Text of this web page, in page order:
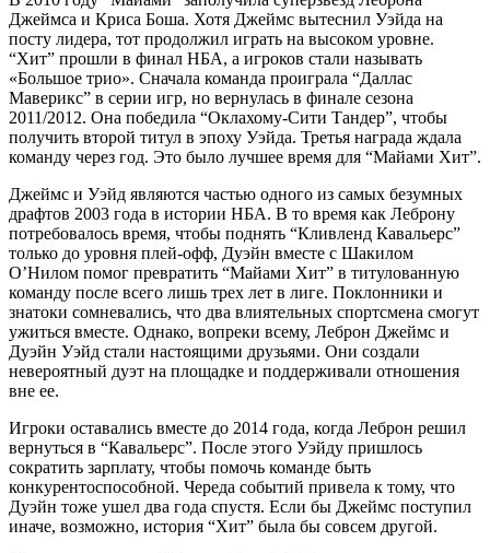
Джеймса и Криса Боша. Хотя Джеймс вытеснил Уэйда на
посту лидера, тот продолжил играть на высоком уровне.
“Хит” прошли в финал НБА, а игроков стали называть
«Большое трио». Сначала команда проиграла “Даллас
Маверикс” в серии игр, но вернулась в финале сезона
2011/2012. Она победила “Оклахому-Сити Тандер”, чтобы
получить второй титул в эпоху Уэйда. Третья награда ждала
команду через год. Это было лучшее время для “Майами Хит”.
Джеймс и Уэйд являются частью одного из самых безумных
драфтов 2003 года в истории НБА. В то время как Леброну
потребовалось время, чтобы поднять “Кливленд Кавальерс”
только до уровня плей-офф, Дуэйн вместе с Шакилом
О’Нилом помог превратить “Майами Хит” в титулованную
команду после всего лишь трех лет в лиге. Поклонники и
знатоки сомневались, что два влиятельных спортсмена смогут
ужиться вместе. Однако, вопреки всему, Леброн Джеймс и
Дуэйн Уэйд стали настоящими друзьями. Они создали
невероятный дуэт на площадке и поддерживали отношения
вне ее.
Игроки оставались вместе до 2014 года, когда Леброн решил
вернуться в “Кавальерс”. После этого Уэйду пришлось
сократить зарплату, чтобы помочь команде быть
конкурентоспособной. Череда событий привела к тому, что
Дуэйн тоже ушел два года спустя. Если бы Джеймс поступил
иначе, возможно, история “Хит” была бы совсем другой.